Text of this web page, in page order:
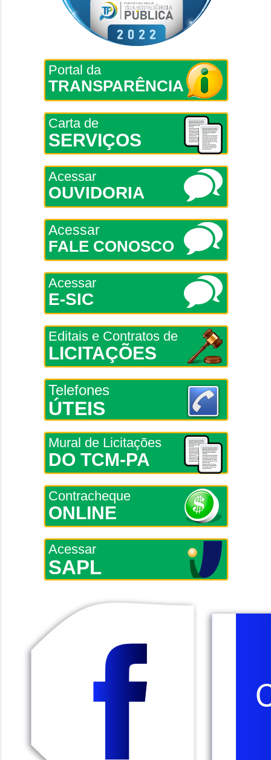
Portal da
TRANSPARÊNCIA
Carta de
SERVIÇOS
Acessar
OUVIDORIA
Acessar
FALE CONOSCO
Acessar
E-SIC
Editais e Contratos de
LICITAÇÕES
Telefones
ÚTEIS
Mural de Licitações
DO TCM-PA
Contracheque
ONLINE
Acessar
SAPL